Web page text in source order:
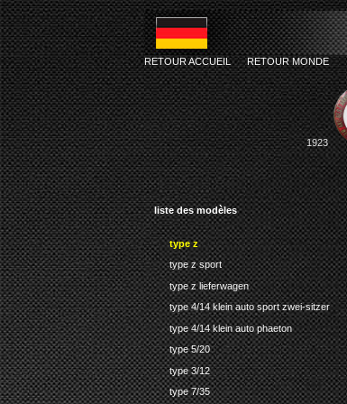
liste des modèles
type z
type z sport
type z lieferwagen
type 4/14 klein auto sport zwei-sitzer
type 4/14 klein auto phaeton
type 5/20
type 3/12
type 7/35
RETOUR ACCUEIL RETOUR MONDE
1923